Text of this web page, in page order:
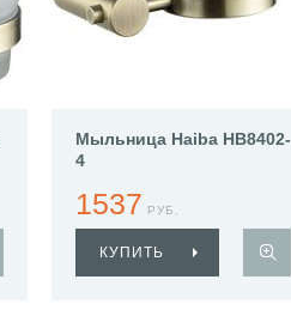
Мыльница Haiba HB8402-
4
1537 РУБ.
КУПИТЬ